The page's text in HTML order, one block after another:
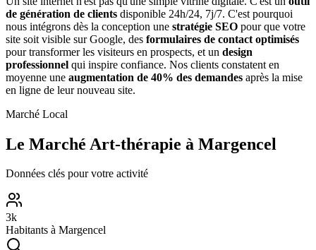
de génération de clients disponible 24h/24, 7j/7. C'est pourquoi
nous intégrons dès la conception une stratégie SEO pour que votre
site soit visible sur Google, des formulaires de contact optimisés
pour transformer les visiteurs en prospects, et un design
professionnel qui inspire confiance. Nos clients constatent en
moyenne une augmentation de 40% des demandes après la mise
en ligne de leur nouveau site.
Marché Local
Le Marché Art-thérapie à Margencel
Données clés pour votre activité
3k
Habitants à Margencel